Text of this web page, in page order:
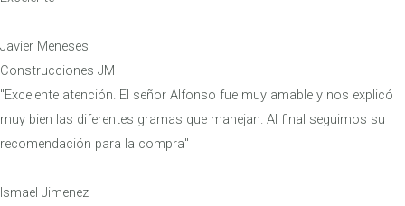
Javier Meneses
Construcciones JM
"Excelente atención. El señor Alfonso fue muy amable y nos explicó
muy bien las diferentes gramas que manejan. Al final seguimos su
recomendación para la compra"
Ismael Jimenez